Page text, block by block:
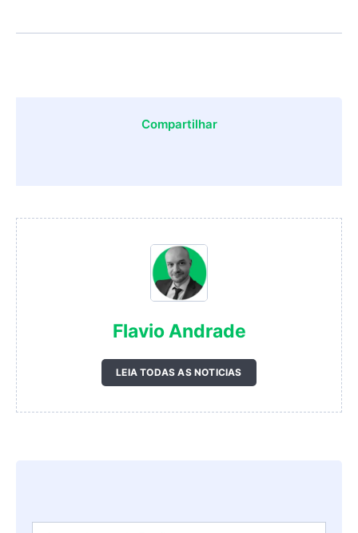
Compartilhar
Flavio Andrade
LEIA TODAS AS NOTICIAS